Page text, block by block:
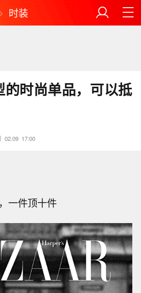
时装
时尚单品，可以抵
02.09 17:00
一件顶十件